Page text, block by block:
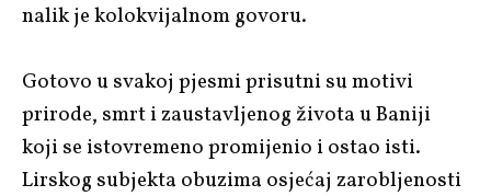
nalik je kolokvijalnom govoru.
Gotovo u svakoj pjesmi prisutni su motivi
prirode, smrt i zaustavljenog života u Baniji
koji se istovremeno promijenio i ostao isti.
Lirskog subjekta obuzima osjećaj zarobljenosti